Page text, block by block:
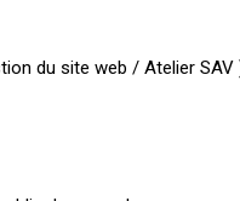
du site web / Atelier SAV